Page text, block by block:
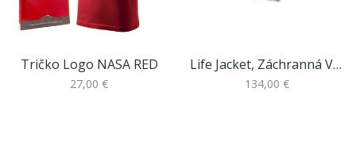
Tričko Logo NASA RED
27,00 €
Life Jacket, Záchranná Vesta AV-35(H)
134,00 €